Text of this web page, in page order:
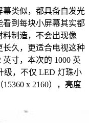
幕类似，都具备自发光
到每块小屏幕其实都
料制造，不会出现像
久，更适合电视这种
寸，本次的 1000 英
级，不仅 LED 灯珠小
x 2160），亮度